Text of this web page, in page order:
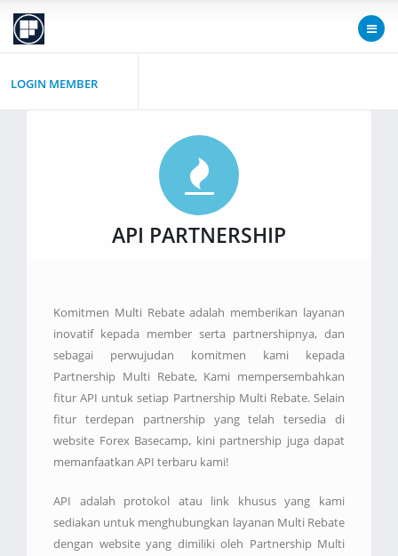
LOGIN MEMBER
API PARTNERSHIP
Komitmen Multi Rebate adalah memberikan layanan
inovatif kepada member serta partnershipnya, dan
sebagai perwujudan komitmen kami kepada
Partnership Multi Rebate, Kami mempersembahkan
fitur API untuk setiap Partnership Multi Rebate. Selain
fitur terdepan partnership yang telah tersedia di
website Forex Basecamp, kini partnership juga dapat
memanfaatkan API terbaru kami!
API adalah protokol atau link khusus yang kami
sediakan untuk menghubungkan layanan Multi Rebate
dengan website yang dimiliki oleh Partnership Multi